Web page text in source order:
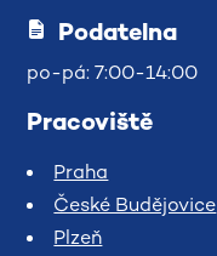
Podatelna
po-pá: 7:00-14:00
Pracoviště
Praha
České Budějovice
Plzeň